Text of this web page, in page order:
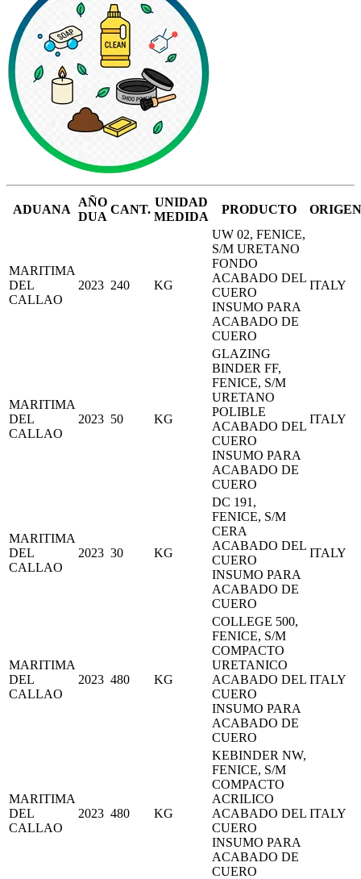
ADUANA
AÑO
DUA
CANT.
UNIDAD
MEDIDA
PRODUCTO ORIGEN
MARITIMA
DEL
CALLAO
2023 240 KG
UW 02, FENICE,
S/M URETANO
FONDO
ACABADO DEL
CUERO
INSUMO PARA
ACABADO DE
CUERO
ITALY
MARITIMA
DEL
CALLAO
2023 50 KG
GLAZING
BINDER FF,
FENICE, S/M
URETANO
POLIBLE
ACABADO DEL
CUERO
INSUMO PARA
ACABADO DE
CUERO
ITALY
MARITIMA
DEL
CALLAO
2023 30 KG
DC 191,
FENICE, S/M
CERA
ACABADO DEL
CUERO
INSUMO PARA
ACABADO DE
CUERO
ITALY
MARITIMA
DEL
CALLAO
2023 480 KG
COLLEGE 500,
FENICE, S/M
COMPACTO
URETANICO
ACABADO DEL
CUERO
INSUMO PARA
ACABADO DE
CUERO
ITALY
MARITIMA
DEL
CALLAO
2023 480 KG
KEBINDER NW,
FENICE, S/M
COMPACTO
ACRILICO
ACABADO DEL
CUERO
INSUMO PARA
ACABADO DE
CUERO
ITALY